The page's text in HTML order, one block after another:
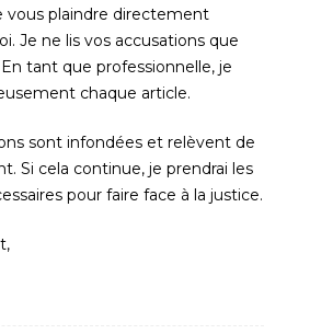
vous plaindre directement
Je ne lis vos accusations que
tant que professionnelle, je
chaque article.
sont infondées et relèvent de
Si cela continue, je prendrai les
pour faire face à la justice.